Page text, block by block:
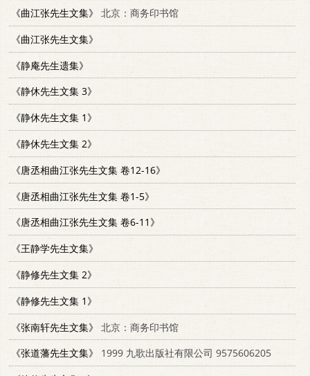
《曲江张先生文集》
北京：商务印书馆
《曲江张先生文集》
《静庵先生遗集》
《静休先生文集 3》
《静休先生文集 1》
《静休先生文集 2》
《唐丞相曲江张先生文集 卷12-16》
《唐丞相曲江张先生文集 卷1-5》
《唐丞相曲江张先生文集 卷6-11》
《王静学先生文集》
《静修先生文集 2》
《静修先生文集 1》
《张南轩先生文集》
北京：商务印书馆
《张道藩先生文集》
1999 九歌出版社有限公司 9575606205